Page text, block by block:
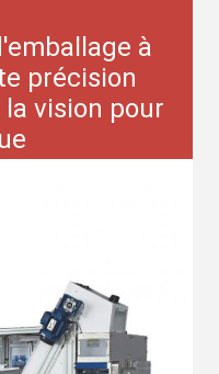
à
précision
vision pour